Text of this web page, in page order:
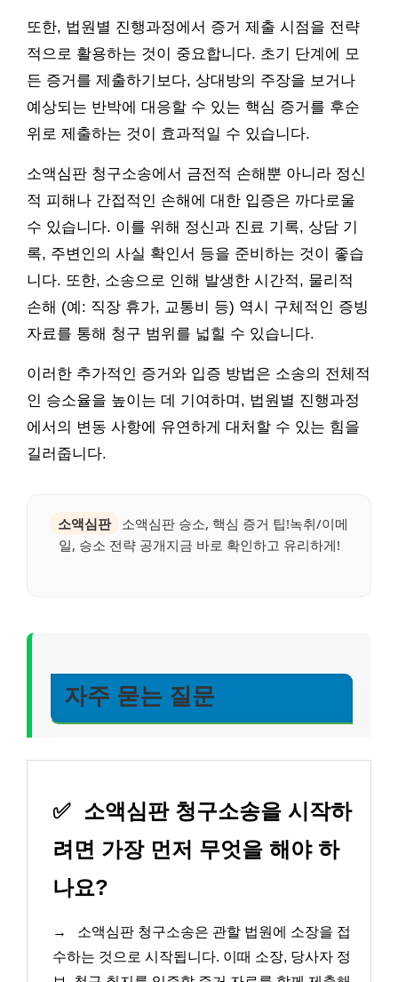
또한, 법원별 진행과정에서 증거 제출 시점을 전략
적으로 활용하는 것이 중요합니다. 초기 단계에 모
든 증거를 제출하기보다, 상대방의 주장을 보거나
예상되는 반박에 대응할 수 있는 핵심 증거를 후순
위로 제출하는 것이 효과적일 수 있습니다.
소액심판 청구소송에서 금전적 손해뿐 아니라 정신
적 피해나 간접적인 손해에 대한 입증은 까다로울
수 있습니다. 이를 위해 정신과 진료 기록, 상담 기
록, 주변인의 사실 확인서 등을 준비하는 것이 좋습
니다. 또한, 소송으로 인해 발생한 시간적, 물리적
손해 (예: 직장 휴가, 교통비 등) 역시 구체적인 증빙
자료를 통해 청구 범위를 넓힐 수 있습니다.
이러한 추가적인 증거와 입증 방법은 소송의 전체적
인 승소율을 높이는 데 기여하며, 법원별 진행과정
에서의 변동 사항에 유연하게 대처할 수 있는 힘을
길러줍니다.
소액심판
소액심판 승소, 핵심 증거 팁!녹취/이메
일, 승소 전략 공개지금 바로 확인하고 유리하게!
자주 묻는 질문
✅ 소액심판 청구소송을 시작하
려면 가장 먼저 무엇을 해야 하
나요?
→
소액심판 청구소송은 관할 법원에 소장을 접
수하는 것으로 시작됩니다. 이때 소장, 당사자 정